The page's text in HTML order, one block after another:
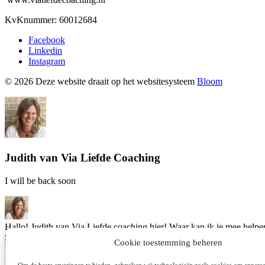
Cookie toestemming beheren
KvKnummer: 60012684
Facebook
Linkedin
Instagram
© 2026 Deze website draait op het websitesysteem Bloom
Judith van Via Liefde Coaching
I will be back soon
Hallo! Judith van Via Liefde coaching hier! Waar kan ik je mee
Start een gesprek!